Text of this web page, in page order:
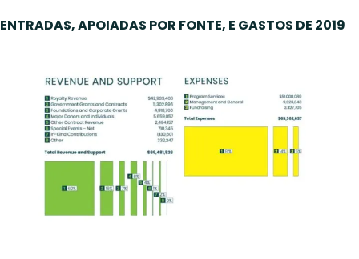
ENTRADAS, APOIADAS POR FONTE, E GASTOS DE 2019